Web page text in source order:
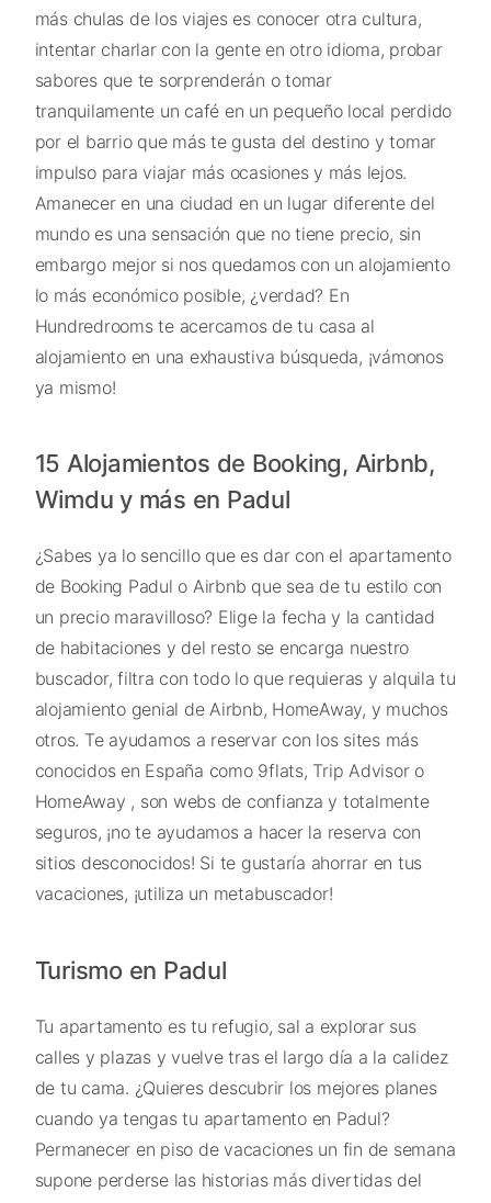
más chulas de los viajes es conocer otra cultura,
intentar charlar con la gente en otro idioma, probar
sabores que te sorprenderán o tomar
tranquilamente un café en un pequeño local perdido
por el barrio que más te gusta del destino y tomar
impulso para viajar más ocasiones y más lejos.
Amanecer en una ciudad en un lugar diferente del
mundo es una sensación que no tiene precio, sin
embargo mejor si nos quedamos con un alojamiento
lo más económico posible, ¿verdad? En
Hundredrooms te acercamos de tu casa al
alojamiento en una exhaustiva búsqueda, ¡vámonos
ya mismo!
15 Alojamientos de Booking, Airbnb,
Wimdu y más en Padul
¿Sabes ya lo sencillo que es dar con el apartamento
de Booking Padul o Airbnb que sea de tu estilo con
un precio maravilloso? Elige la fecha y la cantidad
de habitaciones y del resto se encarga nuestro
buscador, filtra con todo lo que requieras y alquila tu
alojamiento genial de Airbnb, HomeAway, y muchos
otros. Te ayudamos a reservar con los sites más
conocidos en España como 9flats, Trip Advisor o
HomeAway , son webs de confianza y totalmente
seguros, ¡no te ayudamos a hacer la reserva con
sitios desconocidos! Si te gustaría ahorrar en tus
vacaciones, ¡utiliza un metabuscador!
Turismo en Padul
Tu apartamento es tu refugio, sal a explorar sus
calles y plazas y vuelve tras el largo día a la calidez
de tu cama. ¿Quieres descubrir los mejores planes
cuando ya tengas tu apartamento en Padul?
Permanecer en piso de vacaciones un fin de semana
supone perderse las historias más divertidas del